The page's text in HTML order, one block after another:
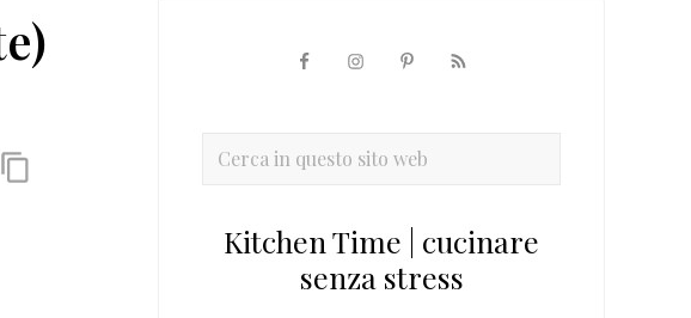
primaria
Cerca
sitoKitchen Time | cucinare
senza stress